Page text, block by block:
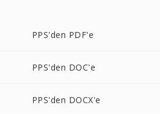
PPS'den PDF'e
PPS'den DOC'e
PPS'den DOCX'e